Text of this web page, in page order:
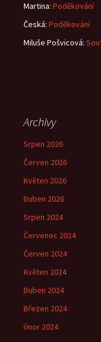
Martina: Poděkování
Česká: Poděkování
Miluše Pošvicová:
Archivy
Srpen 2026
Červen 2026
Květen 2026
Duben 2026
Srpen 2024
Červenec 2024
Červen 2024
Květen 2024
Duben 2024
Březen 2024
Únor 2024